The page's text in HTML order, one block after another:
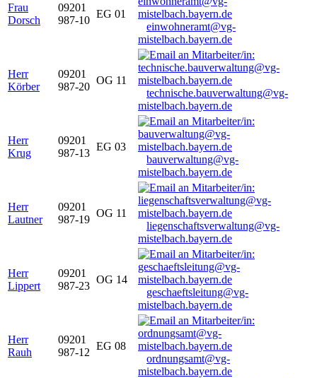
Frau
Dorsch
09201
987-10
EG 01
einwohneramt@vg-
mistelbach.bayern.de
Herr
Körber
09201
987-20
OG 11
technische.bauverwaltung@vg-
mistelbach.bayern.de
Herr
Krug
09201
987-13
EG 03
bauverwaltung@vg-
mistelbach.bayern.de
Herr
Lautner
09201
987-19
OG 11
liegenschaftsverwaltung@vg-
mistelbach.bayern.de
Herr
Lippert
09201
987-23
OG 14
geschaeftsleitung@vg-
mistelbach.bayern.de
Herr
Rauh
09201
987-12
EG 08
ordnungsamt@vg-
mistelbach.bayern.de